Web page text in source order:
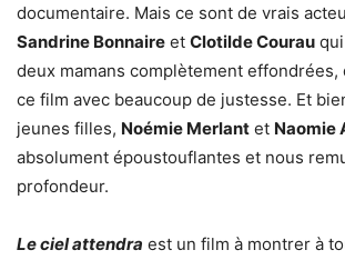
documentaire. Mais ce sont de vrais
Sandrine Bonnaire et Clotilde Courau
deux mamans complètement effondrées,
ce film avec beaucoup de justesse. Et
jeunes filles, Noémie Merlant et Naomie
absolument époustouflantes et nous
profondeur.
Le ciel attendra est un film à montrer à